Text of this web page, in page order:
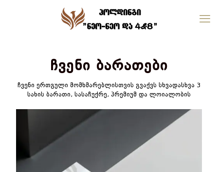
ჩვენი ბარათები
ჩვენი ერთგული მომხმარებლისთვის გვაქვს სხვადასხვა 3
სახის ბარათი, სასაჩუქრე, პრემიუმ და ლოიალობის